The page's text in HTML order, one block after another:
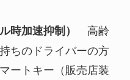
時加速抑制） 高齢
ちのドライバーの方
ートキー（販売店装